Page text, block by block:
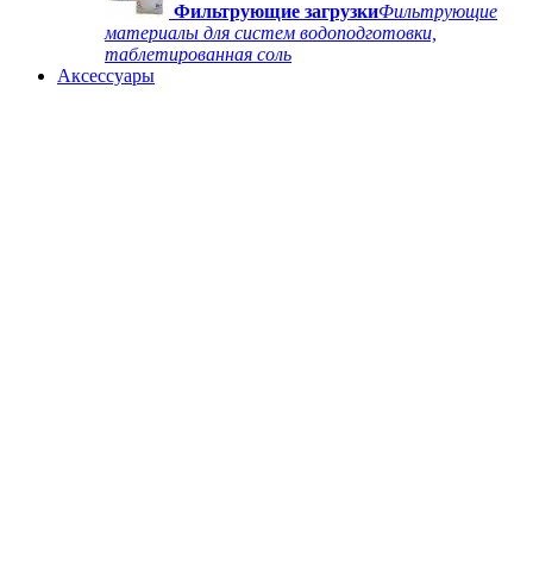
Фильтрующие загрузкиФильтрующие
материалы для систем водоподготовки,
таблетированная соль
Аксессуары